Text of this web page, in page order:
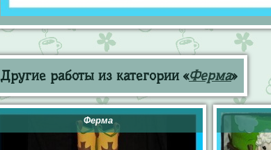
Другие работы из категории «Ферма»
Ферма